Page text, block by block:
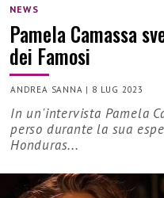
NEWS
Pamela Camassa
dei Famosi
ANDREA SANNA | 8 LUG 2023
In un'intervista Pamela
perso durante la sua
Honduras...